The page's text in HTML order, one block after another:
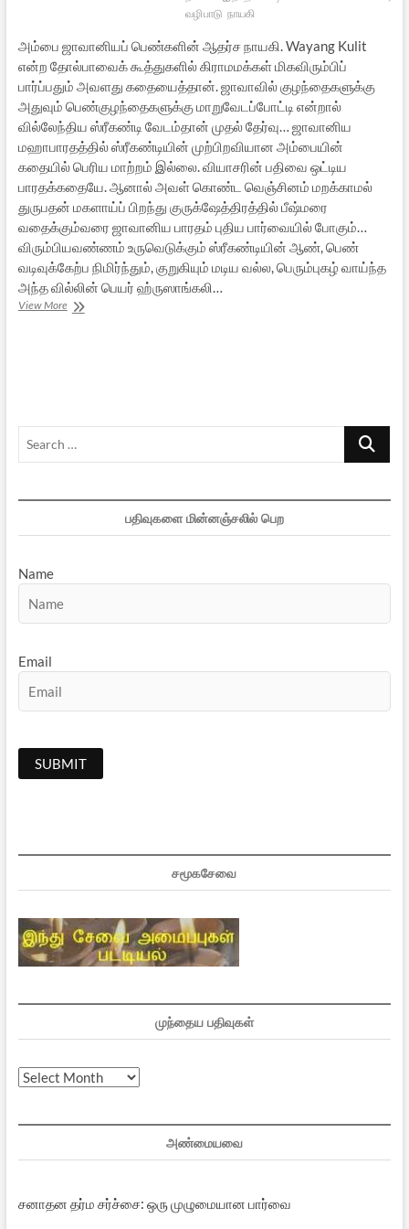
வழிபாடு நாயகி
அம்பை ஜாவானியப் பெண்களின் ஆதர்ச நாயகி. Wayang Kulit
என்ற தோல்பாவைக் கூத்துகளில் கிராமமக்கள் மிகவிரும்பிப்
பார்ப்பதும் அவளது கதையைத்தான். ஜாவாவில் குழந்தைகளுக்கு
அதுவும் பெண்குழந்தைகளுக்கு மாறுவேடப்போட்டி என்றால்
வில்லேந்திய ஸ்ரீகண்டி வேடம்தான் முதல் தேர்வு… ஜாவானிய
மஹாபாரதத்தில் ஸ்ரீகண்டியின் முற்பிறவியான அம்பையின்
கதையில் பெரிய மாற்றம் இல்லை. வியாசரின் பதிவை ஒட்டிய
பாரதக்கதையே. ஆனால் அவள் கொண்ட வெஞ்சினம் மறக்காமல்
துருபதன் மகளாய்ப் பிறந்து குருக்ஷேத்திரத்தில் பீஷ்மரை
வதைக்கும்வரை ஜாவானிய பாரதம் புதிய பார்வையில் போகும்…
விரும்பியவண்ணம் உருவெடுக்கும் ஸ்ரீகண்டியின் ஆண், பெண்
வடிவுக்கேற்ப நிமிர்ந்தும், குறுகியும் மடிய வல்ல, பெரும்புகழ் வாய்ந்த
அந்த வில்லின் பெயர் ஹ்ருஸாங்கலி…
View Moreஸ்ரீகண்டி
Search
பதிவுகளை மின்னஞ்சலில் பெற
Name
Email
சமூகசேவை
முந்தைய பதிவுகள்
முந்தைய
அண்மையவை
சனாதன தர்ம சர்ச்சை: ஒரு முழுமையான பார்வை